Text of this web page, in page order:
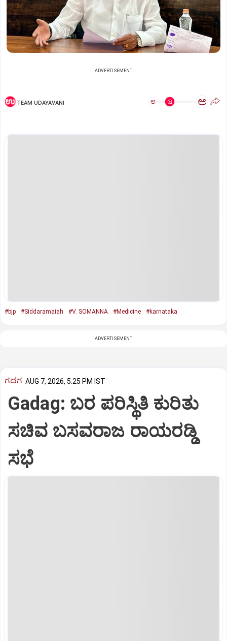
ADVERTISEMENT
TEAM UDAYAVANI ಅ ಅ
#bjp #Siddaramaiah #V. SOMANNA #Medicine #karnataka
ADVERTISEMENT
ಗದಗ AUG 7, 2026, 5:25 PM IST
Gadag: ಬರ ಪರಿಸ್ಥಿತಿ ಕುರಿತು
ಸಚಿವ ಬಸವರಾಜ ರಾಯರಡ್ಡಿ
ಸಭೆ